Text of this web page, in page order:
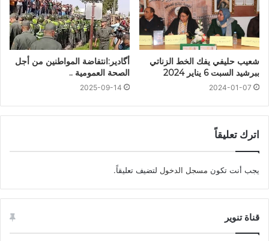
شعيب حليفي يفك الخط الزناتي
ببرشيد السبت 6 يناير 2024
2024-01-07
أگادير:انتفاضة المواطنين من أجل
الصحة العمومية ..
2025-09-14
اترك تعليقاً
يجب أنت تكون مسجل الدخول لتضيف تعليقاً.
قناة تنوير